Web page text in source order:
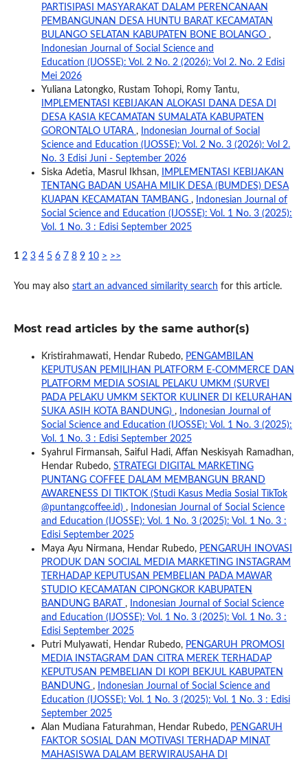
PARTISIPASI MASYARAKAT DALAM PERENCANAAN
PEMBANGUNAN DESA HUNTU BARAT KECAMATAN
BULANGO SELATAN KABUPATEN BONE BOLANGO ,
Indonesian Journal of Social Science and
Education (IJOSSE): Vol. 2 No. 2 (2026): Vol 2. No. 2 Edisi
Mei 2026
Yuliana Latongko, Rustam Tohopi, Romy Tantu,
IMPLEMENTASI KEBIJAKAN ALOKASI DANA DESA DI
DESA KASIA KECAMATAN SUMALATA KABUPATEN
GORONTALO UTARA ,
Indonesian Journal of Social
Science and Education (IJOSSE): Vol. 2 No. 3 (2026): Vol 2.
No. 3 Edisi Juni - September 2026
Siska Adetia, Masrul Ikhsan,
IMPLEMENTASI KEBIJAKAN
TENTANG BADAN USAHA MILIK DESA (BUMDES) DESA
KUAPAN KECAMATAN TAMBANG ,
Indonesian Journal of
Social Science and Education (IJOSSE): Vol. 1 No. 3 (2025):
Vol. 1 No. 3 : Edisi September 2025
1 2 3 4 5 6 7 8 9 10 > >>
You may also start an advanced similarity search for this article.
Most read articles by the same author(s)
Kristirahmawati, Hendar Rubedo, PENGAMBILAN
KEPUTUSAN PEMILIHAN PLATFORM E-COMMERCE DAN
PLATFORM MEDIA SOSIAL PELAKU UMKM (SURVEI
PADA PELAKU UMKM SEKTOR KULINER DI KELURAHAN
SUKA ASIH KOTA BANDUNG) ,
Indonesian Journal of
Social Science and Education (IJOSSE): Vol. 1 No. 3 (2025):
Vol. 1 No. 3 : Edisi September 2025
Syahrul Firmansah, Saiful Hadi, Affan Neskisyah Ramadhan,
Hendar Rubedo, STRATEGI DIGITAL MARKETING
PUNTANG COFFEE DALAM MEMBANGUN BRAND
AWARENESS DI TIKTOK (Studi Kasus Media Sosial TikTok
@puntangcoffee.id) ,
Indonesian Journal of Social Science
and Education (IJOSSE): Vol. 1 No. 3 (2025): Vol. 1 No. 3 :
Edisi September 2025
Maya Ayu Nirmana, Hendar Rubedo, PENGARUH INOVASI
PRODUK DAN SOCIAL MEDIA MARKETING INSTAGRAM
TERHADAP KEPUTUSAN PEMBELIAN PADA MAWAR
STUDIO KECAMATAN CIPONGKOR KABUPATEN
BANDUNG BARAT ,
Indonesian Journal of Social Science
and Education (IJOSSE): Vol. 1 No. 3 (2025): Vol. 1 No. 3 :
Edisi September 2025
Putri Mulyawati, Hendar Rubedo, PENGARUH PROMOSI
MEDIA INSTAGRAM DAN CITRA MEREK TERHADAP
KEPUTUSAN PEMBELIAN DI KOPI BEKJUL KABUPATEN
BANDUNG ,
Indonesian Journal of Social Science and
Education (IJOSSE): Vol. 1 No. 3 (2025): Vol. 1 No. 3 : Edisi
September 2025
Alan Mudiana Faturahman, Hendar Rubedo, PENGARUH
FAKTOR SOSIAL DAN MOTIVASI TERHADAP MINAT
MAHASISWA DALAM BERWIRAUSAHA DI